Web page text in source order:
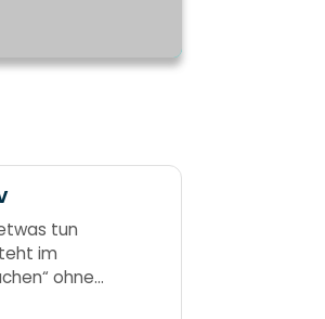
tun
im
ohne